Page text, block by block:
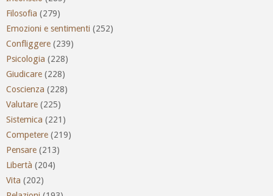
Filosofia (279)
Emozioni e sentimenti (252)
Confliggere (239)
Psicologia (228)
Giudicare (228)
Coscienza (228)
Valutare (225)
Sistemica (221)
Competere (219)
Pensare (213)
Libertà (204)
Vita (202)